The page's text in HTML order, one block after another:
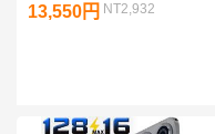
ット 128GB 64GB Android16
Android15 10インチ 本体 タブ
13,550円 NT2,932